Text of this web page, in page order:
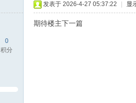
0
积分
发表于 2026-4-27 05:37:22 显
期待楼主下一篇